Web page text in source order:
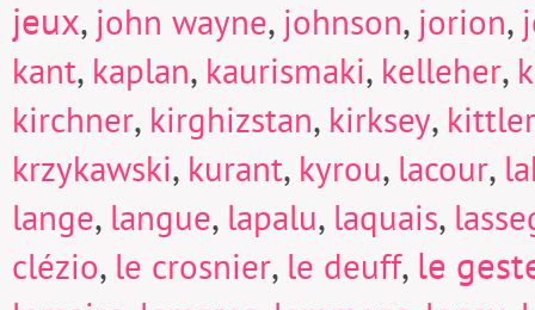
jeux, john wayne, johnson, jorion,
kant, kaplan, kaurismaki, kelleher,
kirchner, kirghizstan, kirksey, kittler
krzykawski, kurant, kyrou, lacour,
lange, langue, lapalu, laquais,
clézio, le crosnier, le deuff, le